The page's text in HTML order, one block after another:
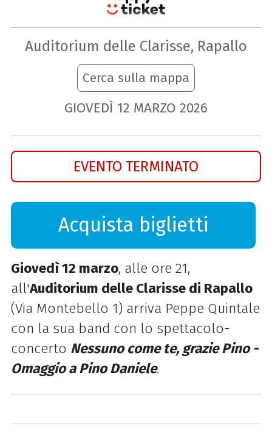
Auditorium delle Clarisse, Rapallo
Cerca sulla mappa
GIOVEDÌ 12 MARZO 2026
EVENTO TERMINATO
Acquista biglietti
Giovedì 12 marzo, alle ore 21,
all'Auditorium delle Clarisse di Rapallo
(Via Montebello 1) arriva Peppe Quintale
con la sua band con lo spettacolo-
concerto Nessuno come te, grazie Pino -
Omaggio a Pino Daniele.